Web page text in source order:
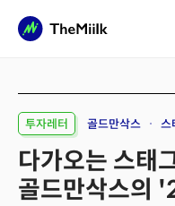
투자레터 골드만삭스 스
다가오는 스태
골드만삭스의